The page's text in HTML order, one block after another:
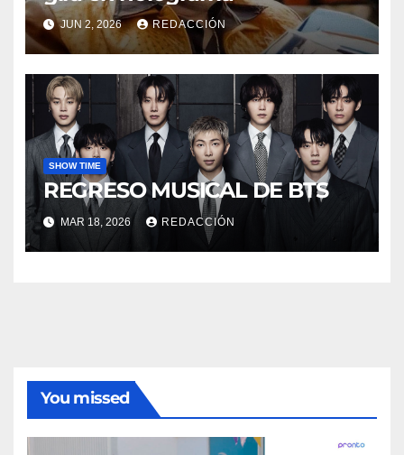
JUN 2, 2026 REDACCIÓN
SHOW TIME
REGRESO MUSICAL DE BTS
MAR 18, 2026 REDACCIÓN
You missed